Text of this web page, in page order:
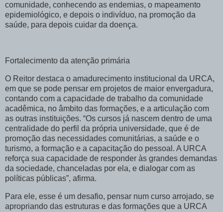
comunidade, conhecendo as endemias, o mapeamento
epidemiológico, e depois o indivíduo, na promoção da
saúde, para depois cuidar da doença.
Fortalecimento da atenção primária
O Reitor destaca o amadurecimento institucional da URCA,
em que se pode pensar em projetos de maior envergadura,
contando com a capacidade de trabalho da comunidade
acadêmica, no âmbito das formações, e a articulação com
as outras instituições. “Os cursos já nascem dentro de uma
centralidade do perfil da própria universidade, que é de
promoção das necessidades comunitárias, a saúde e o
turismo, a formação e a capacitação do pessoal. A URCA
reforça sua capacidade de responder às grandes demandas
da sociedade, chanceladas por ela, e dialogar com as
políticas públicas”, afirma.
Para ele, esse é um desafio, pensar num curso arrojado, se
apropriando das estruturas e das formações que a URCA